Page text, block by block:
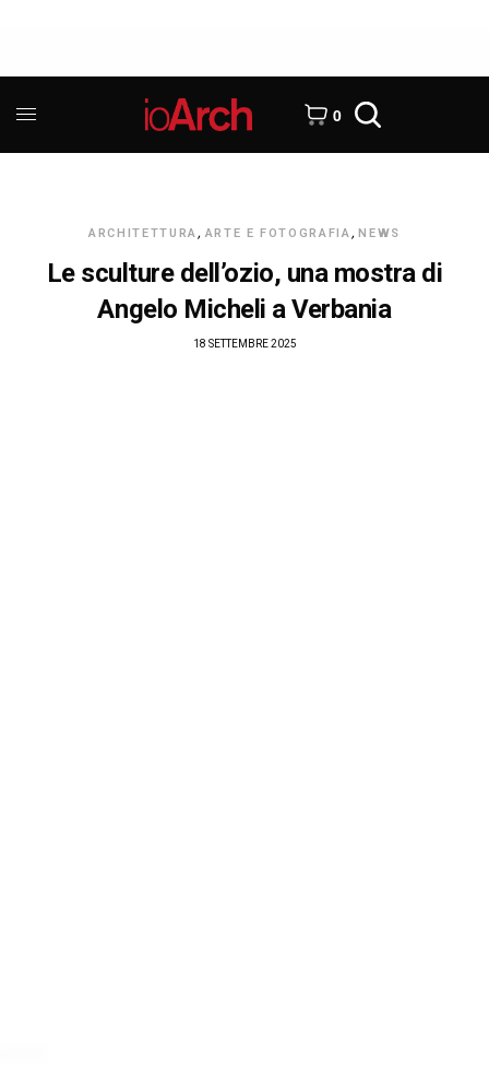
0
ARCHITETTURA, ARTE E FOTOGRAFIA, NEWS
Le sculture dell’ozio, una mostra di
Angelo Micheli a Verbania
18 SETTEMBRE 2025